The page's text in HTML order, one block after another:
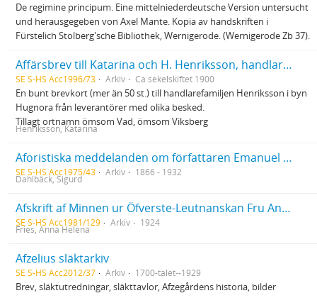
De regimine principum. Eine mittelniederdeutsche Version untersucht
und herausgegeben von Axel Mante. Kopia av handskriften i
Fürstelich Stolberg'sche Bibliothek, Wernigerode. (Wernigerode Zb 37).
Affärsbrev till Katarina och H. Henriksson, handlare i Hugnora, Söderbärke
SE S-HS Acc1996/73 Arkiv Ca sekelskiftet 1900
En bunt brevkort (mer än 50 st.) till handlarefamiljen Henriksson i byn
Hugnora från leverantörer med olika besked.
Tillagt ortnamn ömsom Vad, ömsom Viksberg
Henriksson, Katarina
Aforistiska meddelanden om författaren Emanuel Franzén med mera av Sigurd Dahlbäck (kopia)
SE S-HS Acc1975/43 Arkiv 1866 - 1932
Dahlbäck, Sigurd
Afskrift af Minnen ur Öfverste-Leutnanskan Fru Anna Helena Fries', född Dubois, Lefnadslopp af henne egenhändigt sammanskrifne
SE S-HS Acc1981/129 Arkiv 1924
Fries, Anna Helena
Afzelius släktarkiv
SE S-HS Acc2012/37 Arkiv 1700-talet--1929
Brev, släktutredningar, släkttavlor, Afzegårdens historia, bilder